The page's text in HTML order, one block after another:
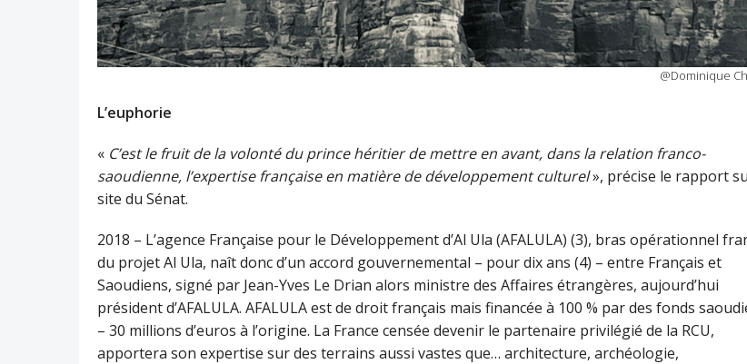
@Dominique
L’euphorie
« C’est le fruit de la volonté du prince héritier de mettre en avant, dans la relation franco-
saoudienne, l’expertise française en matière de développement culturel», précise le rapport
site du Sénat.
2018 – L’agence Française pour le Développement d’Al Ula (AFALULA) (3), bras opérationnel
du projet Al Ula, naît donc d’un accord gouvernemental – pour dix ans (4) – entre Français et
Saoudiens, signé par Jean-Yves Le Drian alors ministre des Affaires étrangères, aujourd’hui
président d’AFALULA. AFALULA est de droit français mais financée à 100 % par des fonds
– 30 millions d’euros à l’origine. La France censée devenir le partenaire privilégié de la RCU,
apportera son expertise sur des terrains aussi vastes que… architecture, archéologie,